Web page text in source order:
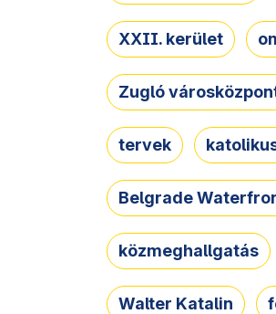
XXII. kerület
Zugló
tervek
Belgrade
közmeghallgatás
Walter Katalin